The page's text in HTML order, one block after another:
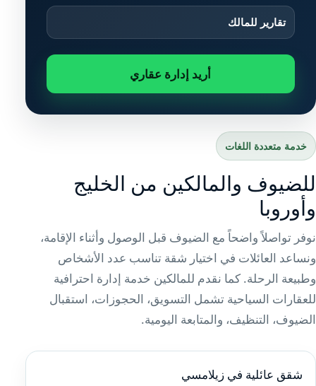
تقارير للمالك
أريد إدارة عقاري
خدمة متعددة اللغات
للضيوف والمالكين من الخليج
وأوروبا
نوفر تواصلاً واضحاً مع الضيوف قبل الوصول وأثناء الإقامة،
ونساعد العائلات في اختيار شقة تناسب عدد الأشخاص
وطبيعة الرحلة. كما نقدم للمالكين خدمة إدارة احترافية
للعقارات السياحية تشمل التسويق، الحجوزات، استقبال
الضيوف، التنظيف، والمتابعة اليومية.
شقق عائلية في زيلامسي